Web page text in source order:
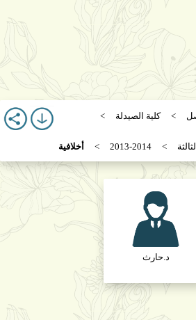
كلية الصيدلة
2013-2014 أخلافية
د.حارث